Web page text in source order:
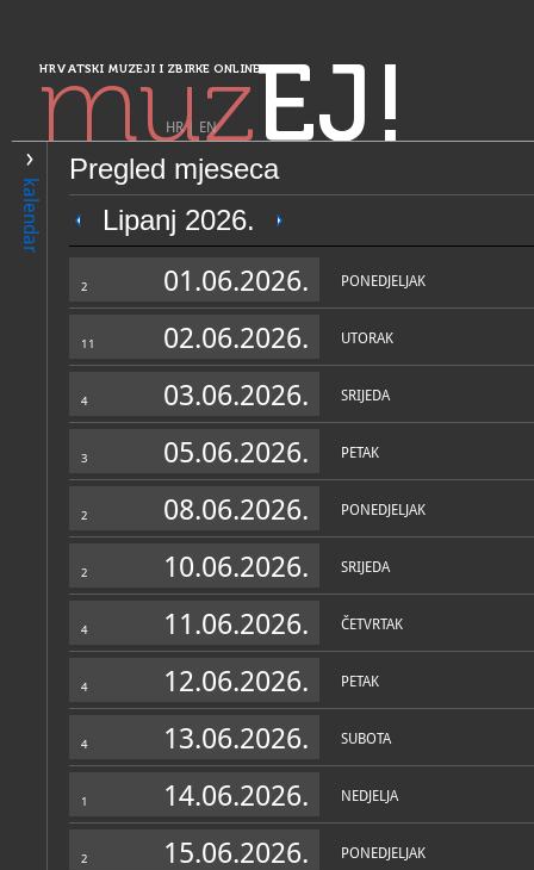
HRVATSKI MUZEJI I ZBIRKE ONLINE
muzEJ!
HR| EN
kalendar
Pregled mjeseca
Lipanj 2026.
2 01.06.2026. PONEDJELJAK
11 02.06.2026. UTORAK
4 03.06.2026. SRIJEDA
3 05.06.2026. PETAK
2 08.06.2026. PONEDJELJAK
2 10.06.2026. SRIJEDA
4 11.06.2026. ČETVRTAK
4 12.06.2026. PETAK
4 13.06.2026. SUBOTA
1 14.06.2026. NEDJELJA
2 15.06.2026. PONEDJELJAK
PRETRAŽIVANJE
Sjeverozapadna Hrvatska
Muzej grada Koprivnice
OPĆI PODACI
Zbirke